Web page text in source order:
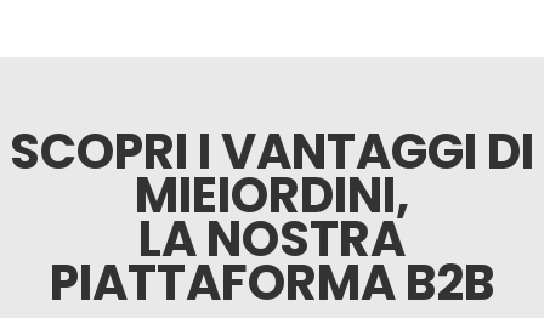
SCOPRI I VANTAGGI DI
MIEIORDINI,
LA NOSTRA
PIATTAFORMA B2B